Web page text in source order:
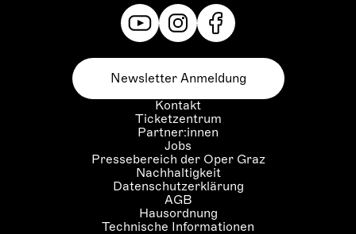
Kontakt
Ticketzentrum
Partner:innen
Jobs
Pressebereich der Oper Graz
Nachhaltigkeit
Datenschutzerklärung
AGB
Hausordnung
Technische Informationen
Newsletter Anmeldung